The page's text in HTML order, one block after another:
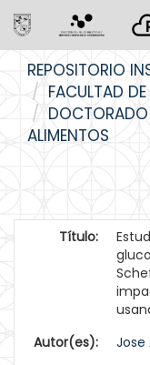
navigation
REPOSITORIO
FACULTAD
DOCTORADO
ALIMENTOS
Título:
Autor(es):
Jose